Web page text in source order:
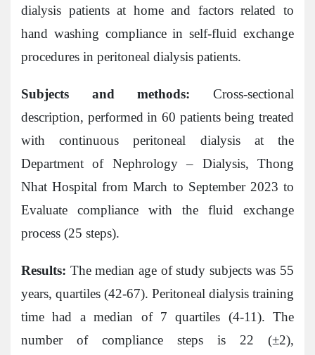
dialysis patients at home and factors related to
hand washing compliance in self-fluid exchange
procedures in peritoneal dialysis patients.
Subjects and methods: Cross-sectional
description, performed in 60 patients being treated
with continuous peritoneal dialysis at the
Department of Nephrology – Dialysis, Thong
Nhat Hospital from March to September 2023 to
Evaluate compliance with the fluid exchange
process (25 steps).
Results: The median age of study subjects was 55
years, quartiles (42-67). Peritoneal dialysis training
time had a median of 7 quartiles (4-11). The
number of compliance steps is 22 (±2),